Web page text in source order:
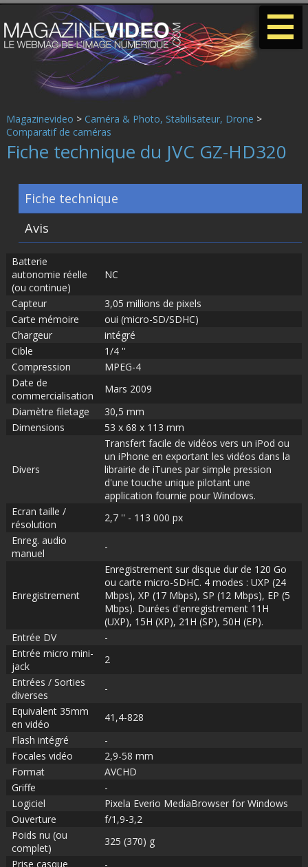
Magazinevideo > Caméra & Photo, Stabilisateur, Drone >
Comparatif de caméras
Fiche technique du JVC GZ-HD320
Fiche technique
Avis
Batterie
autonomie réelle
(ou continue)
NC
Capteur
3,05 millions de pixels
Carte mémoire
oui (micro-SD/SDHC)
Chargeur
intégré
Cible
1/4 ''
Compression
MPEG-4
Date de
commercialisation
Mars 2009
Diamètre filetage
30,5 mm
Dimensions
53 x 68 x 113 mm
Divers
Transfert facile de vidéos vers un iPod ou
un iPhone en exportant les vidéos dans la
librairie de iTunes par simple pression
d'une touche unique pilotant une
application fournie pour Windows.
Ecran taille /
résolution
2,7 '' - 113 000 px
Enreg. audio
manuel
-
Enregistrement
Enregistrement sur disque dur de 120 Go
ou carte micro-SDHC. 4 modes : UXP (24
Mbps), XP (17 Mbps), SP (12 Mbps), EP (5
Mbps). Durées d'enregistrement 11H
(UXP), 15H (XP), 21H (SP), 50H (EP).
Entrée DV
-
Entrée micro mini-
jack
2
Entrées / Sorties
diverses
-
Equivalent 35mm
en vidéo
41,4-828
Flash intégré
-
Focales vidéo
2,9-58 mm
Format
AVCHD
Griffe
-
Logiciel
Pixela Everio MediaBrowser for Windows
Ouverture
f/1,9-3,2
Poids nu (ou
complet)
325 (370) g
Prise casque
-
-
-
-